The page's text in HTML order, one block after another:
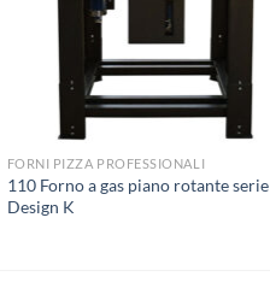
FORNI PIZZA PROFESSIONALI
110 Forno a gas piano rotante serie
Design K